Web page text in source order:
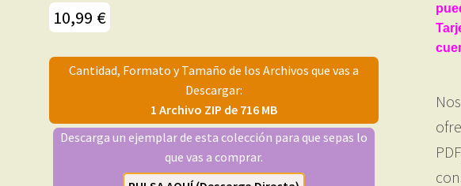
10,99 €
Cantidad, Formato y Tamaño de los Archivos que vas a
Descargar:
1 Archivo ZIP de 716 MB
Descarga un ejemplar de esta colección para que sepas lo
que vas a comprar.